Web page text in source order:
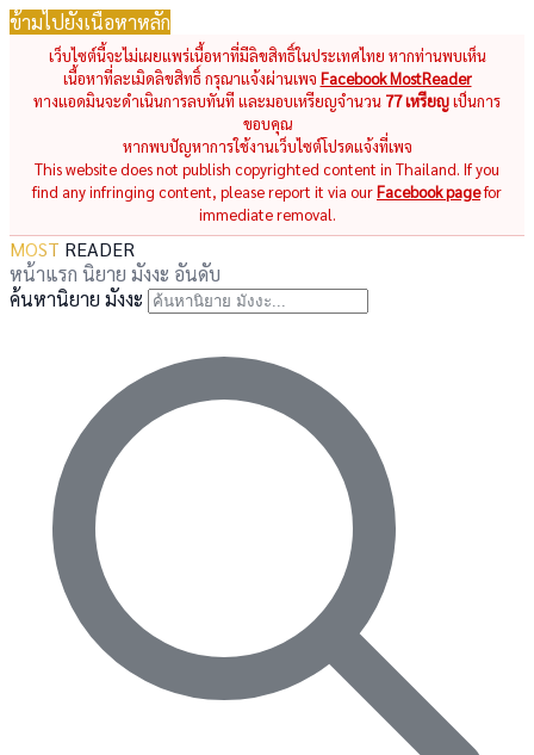
ข้ามไปยังเนื้อหาหลัก
เว็บไซต์นี้จะไม่เผยแพร่เนื้อหาที่มีลิขสิทธิ์ในประเทศไทย หากท่านพบเห็น
เนื้อหาที่ละเมิดลิขสิทธิ์ กรุณาแจ้งผ่านเพจ Facebook MostReader
ทางแอดมินจะดำเนินการลบทันที และมอบเหรียญจำนวน 77 เหรียญเป็นการ
ขอบคุณ
หากพบปัญหาการใช้งานเว็บไซต์โปรดแจ้งที่เพจ
This website does not publish copyrighted content in Thailand. If you
find any infringing content, please report it via ourFacebook pagefor
immediate removal.
MOST READER
หน้าแรก นิยาย มังงะ อันดับ
ค้นหานิยาย มังงะ